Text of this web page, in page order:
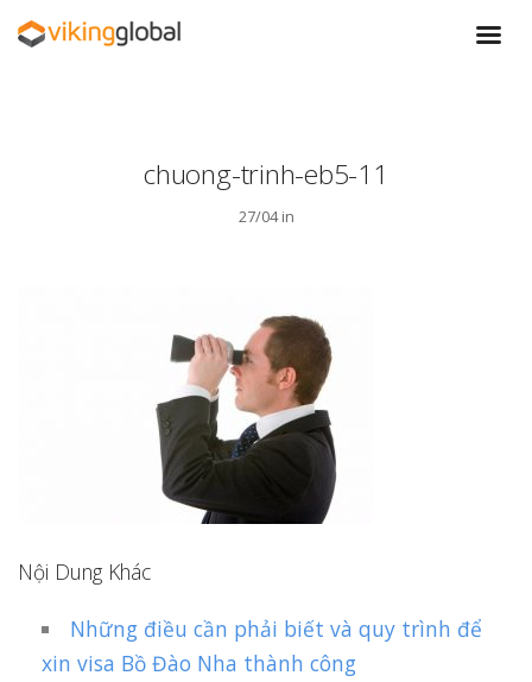
chuong-trinh-eb5-11
27/04 in
Nội Dung Khác
Những điều cần phải biết và quy trình để
xin visa Bồ Đào Nha thành công